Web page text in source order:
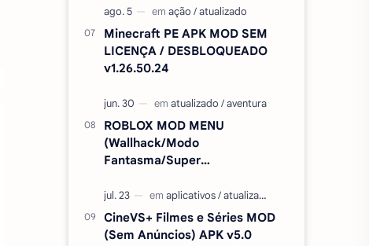
Minecraft PE APK MOD SEM
LICENÇA / DESBLOQUEADO
v1.26.50.24
ROBLOX MOD MENU
(Wallhack/Modo
Fantasma/Super
CineVS+ Filmes e Séries MOD
(Sem Anúncios) APK v5.0